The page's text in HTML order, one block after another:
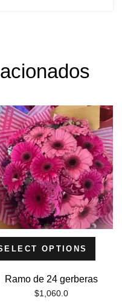
OPTIONS
Ramo de 24 gerberas
$1,060.0